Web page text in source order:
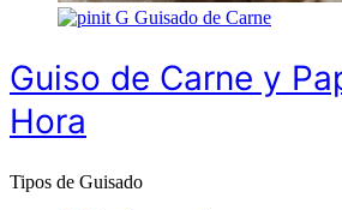
G Guisado de Carne
Guiso de Carne y
Hora
Tipos de Guisado